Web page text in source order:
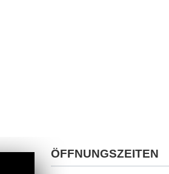
ÖFFNUNGSZEITEN